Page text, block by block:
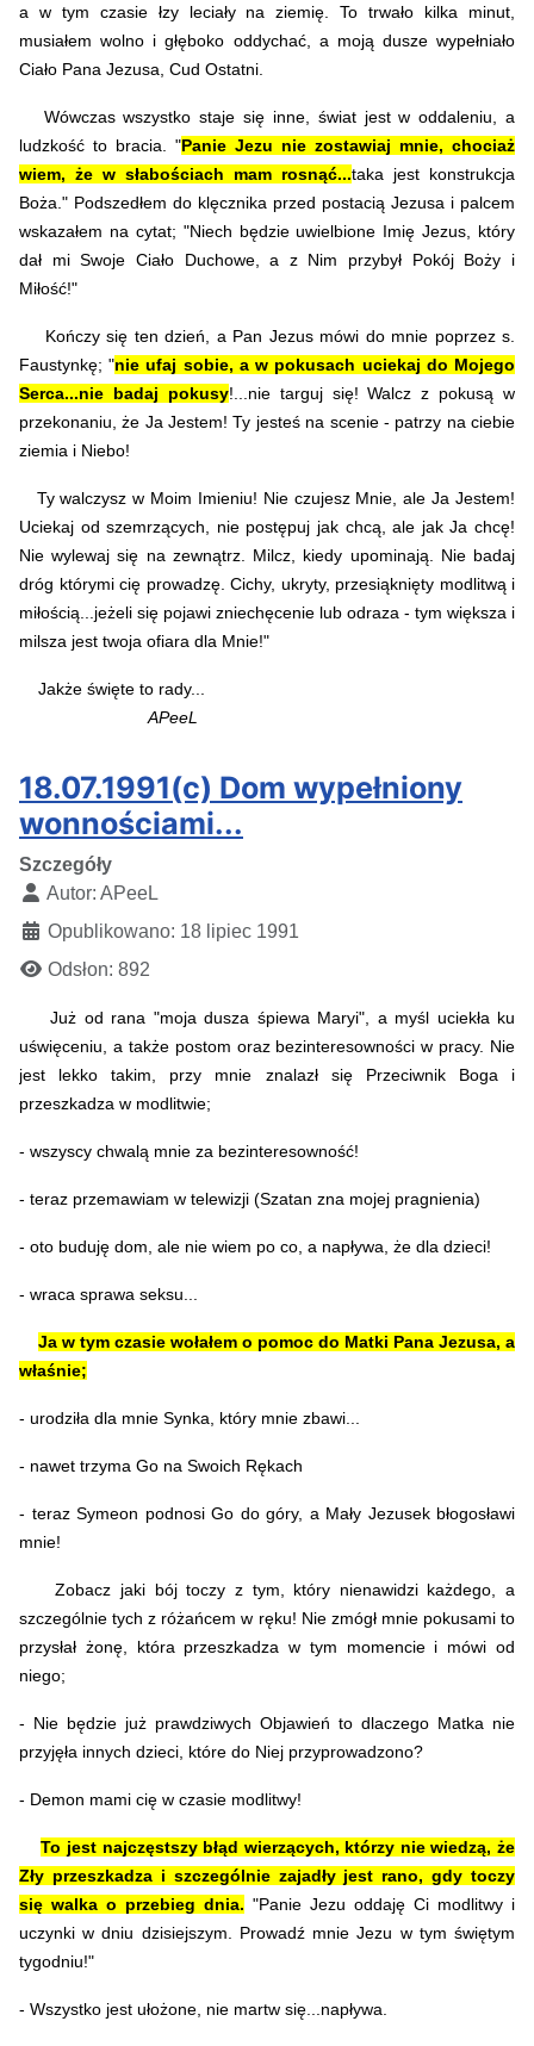
a w tym czasie łzy leciały na ziemię. To trwało kilka minut,
musiałem wolno i głęboko oddychać, a moją dusze wypełniało
Ciało Pana Jezusa, Cud Ostatni.
Wówczas wszystko staje się inne, świat jest w oddaleniu, a
ludzkość to bracia. "Panie Jezu nie zostawiaj mnie, chociaż
wiem, że w słabościach mam rosnąć...taka jest konstrukcja
Boża." Podszedłem do klęcznika przed postacią Jezusa i palcem
wskazałem na cytat; "Niech będzie uwielbione Imię Jezus, który
dał mi Swoje Ciało Duchowe, a z Nim przybył Pokój Boży i
Miłość!"
Kończy się ten dzień, a Pan Jezus mówi do mnie poprzez s.
Faustynkę; "nie ufaj sobie, a w pokusach uciekaj do Mojego
Serca...nie badaj pokusy!...nie targuj się! Walcz z pokusą w
przekonaniu, że Ja Jestem! Ty jesteś na scenie - patrzy na ciebie
ziemia i Niebo!
Ty walczysz w Moim Imieniu! Nie czujesz Mnie, ale Ja Jestem!
Uciekaj od szemrzących, nie postępuj jak chcą, ale jak Ja chcę!
Nie wylewaj się na zewnątrz. Milcz, kiedy upominają. Nie badaj
dróg którymi cię prowadzę. Cichy, ukryty, przesiąknięty modlitwą i
miłością...jeżeli się pojawi zniechęcenie lub odraza - tym większa i
milsza jest twoja ofiara dla Mnie!"
Jakże święte to rady...
APeeL
18.07.1991(c) Dom wypełniony
wonnościami...
Szczegóły
Autor: APeeL
Opublikowano: 18 lipiec 1991
Odsłon: 892
Już od rana "moja dusza śpiewa Maryi", a myśl uciekła ku
uświęceniu, a także postom oraz bezinteresowności w pracy. Nie
jest lekko takim, przy mnie znalazł się Przeciwnik Boga i
przeszkadza w modlitwie;
- wszyscy chwalą mnie za bezinteresowność!
- teraz przemawiam w telewizji (Szatan zna mojej pragnienia)
- oto buduję dom, ale nie wiem po co, a napływa, że dla dzieci!
- wraca sprawa seksu...
Ja w tym czasie wołałem o pomoc do Matki Pana Jezusa, a
właśnie;
- urodziła dla mnie Synka, który mnie zbawi...
- nawet trzyma Go na Swoich Rękach
- teraz Symeon podnosi Go do góry, a Mały Jezusek błogosławi
mnie!
Zobacz jaki bój toczy z tym, który nienawidzi każdego, a
szczególnie tych z różańcem w ręku! Nie zmógł mnie pokusami to
przysłał żonę, która przeszkadza w tym momencie i mówi od
niego;
- Nie będzie już prawdziwych Objawień to dlaczego Matka nie
przyjęła innych dzieci, które do Niej przyprowadzono?
- Demon mami cię w czasie modlitwy!
To jest najczęstszy błąd wierzących, którzy nie wiedzą, że
Zły przeszkadza i szczególnie zajadły jest rano, gdy toczy
się walka o przebieg dnia. "Panie Jezu oddaję Ci modlitwy i
uczynki w dniu dzisiejszym. Prowadź mnie Jezu w tym świętym
tygodniu!"
- Wszystko jest ułożone, nie martw się...napływa.